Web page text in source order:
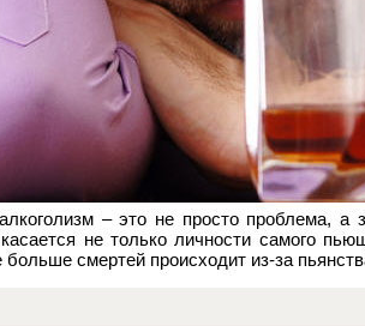
– это не просто проблема,
не только личности самого
больше смертей происходит из-за